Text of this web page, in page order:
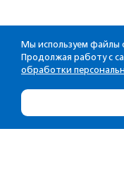
Мы используем файлы
Продолжая работу с
обработки